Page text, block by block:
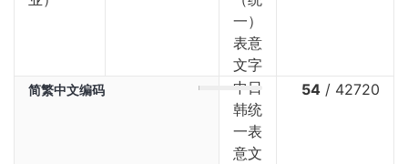
一）
表意
文字
简繁中文编码
中日
韩统
一表
意文
54 / 42720